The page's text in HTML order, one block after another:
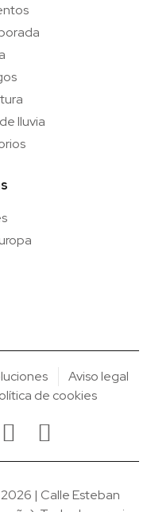
lluvia
Aviso legal
de cookies
2026 | Calle Esteban